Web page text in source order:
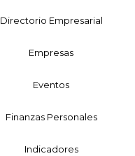
Directorio Empresarial
Empresas
Eventos
Finanzas Personales
Indicadores